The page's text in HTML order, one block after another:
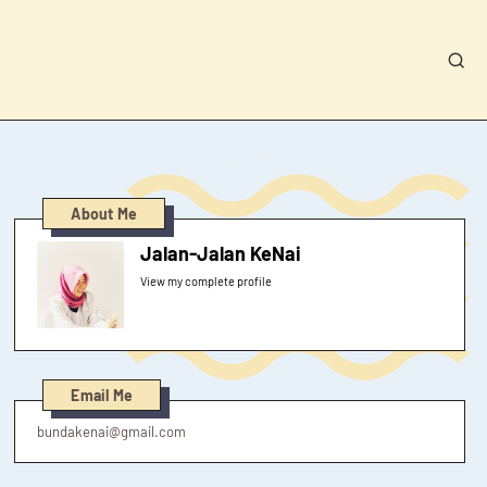
About Me
Jalan-Jalan KeNai
View my complete profile
Email Me
bundakenai@gmail.com